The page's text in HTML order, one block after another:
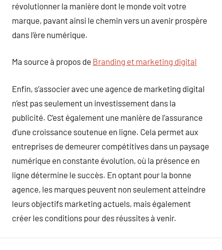
révolutionner la manière dont le monde voit votre
marque, pavant ainsi le chemin vers un avenir prospère
dans l’ère numérique.
Ma source à propos de Branding et marketing digital
Enfin, s’associer avec une agence de marketing digital
n’est pas seulement un investissement dans la
publicité. C’est également une manière de l’assurance
d’une croissance soutenue en ligne. Cela permet aux
entreprises de demeurer compétitives dans un paysage
numérique en constante évolution, où la présence en
ligne détermine le succès. En optant pour la bonne
agence, les marques peuvent non seulement atteindre
leurs objectifs marketing actuels, mais également
créer les conditions pour des réussites à venir.